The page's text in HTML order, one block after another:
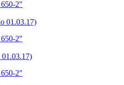
2"
01.03.17)
2"
01.03.17)
2"